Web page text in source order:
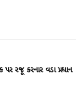
પર રજૂ કરનાર વડા પ્રધાન